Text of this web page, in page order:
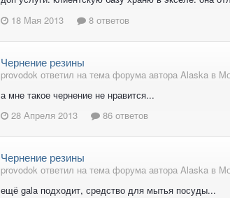
18 Мая 2013
8 ответов
Чернение резины
provodok ответил на тема форума автора Alaska в
а мне такое чернение не нравится...
28 Апреля 2013
86 ответов
Чернение резины
provodok ответил на тема форума автора Alaska в
ещё gala подходит, средство для мытья посуды...